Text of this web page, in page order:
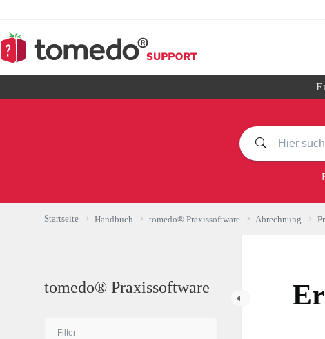
springen
Startseite Handbuch tomedo® Praxissoftware Abrechnung
tomedo® Praxissoftware